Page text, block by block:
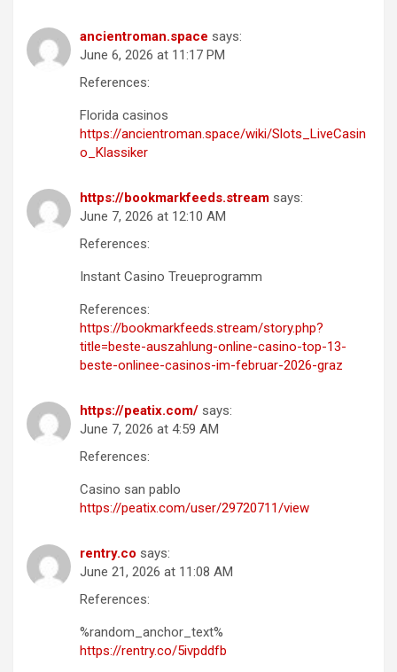
ancientroman.space says:
June 6, 2026 at 11:17 PM
References:
Florida casinos
https://ancientroman.space/wiki/Slots_LiveCasin
o_Klassiker
https://bookmarkfeeds.stream says:
June 7, 2026 at 12:10 AM
References:
Instant Casino Treueprogramm
References:
https://bookmarkfeeds.stream/story.php?
title=beste-auszahlung-online-casino-top-13-
beste-onlinee-casinos-im-februar-2026-graz
https://peatix.com/ says:
June 7, 2026 at 4:59 AM
References:
Casino san pablo
https://peatix.com/user/29720711/view
rentry.co says:
June 21, 2026 at 11:08 AM
References:
%random_anchor_text%
https://rentry.co/5ivpddfb